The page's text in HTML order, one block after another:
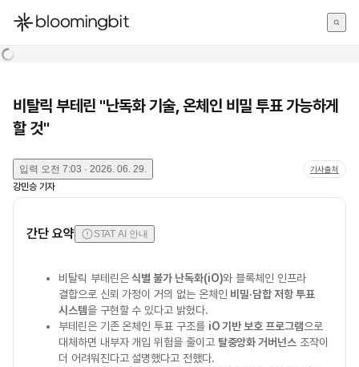
한국어
비탈릭 부테린 "난독화 기술, 온체인 비밀 투표 가능하게
할 것"
입력 오전 7:03 · 2026. 06. 29. 기사출처
강민승 기자
간단 요약 STAT AI 안내
비탈릭 부테린은식별 불가 난독화(iO)와 블록체인 인프라
결합으로 신뢰 가정이 거의 없는 온체인 비밀·담합 저항 투표
시스템을 구현할 수 있다고 밝혔다.
부테린은 기존 온체인 투표 구조를 iO 기반 보호 프로그램으로
대체하면 내부자 개입 위험을 줄이고 탈중앙화 거버넌스조작이
더 어려워진다고 설명했다고 전했다.